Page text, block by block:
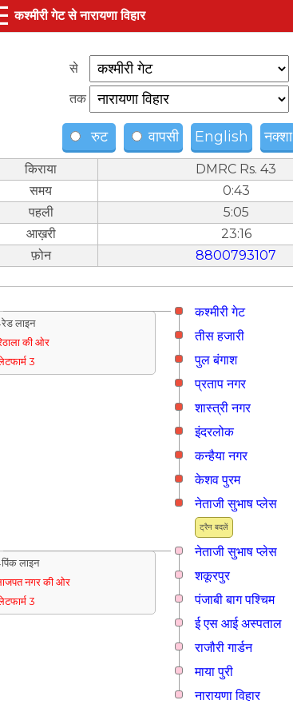
कश्मीरी गेट से नारायणा विहार
से
तक
रुट वापसी English नक्शा
किराया
DMRC Rs. 43
समय
0:43
पहली
5:05
आख़री
23:16
फ़ोन
8800793107
कश्मीरी गेट
लाइन
की ओर
3
तीस हजारी
पुल बंगाश
प्रताप नगर
शास्त्री नगर
इंदरलोक
कन्हैया नगर
केशव पुरम
ट्रैन बदलें
नेताजी सुभाष प्लेस
नेताजी सुभाष प्लेस
लाइन
नगर की ओर
3
शकूरपुर
पंजाबी बाग पश्चिम
ई एस आई अस्पताल
राजौरी गार्डन
माया पुरी
नारायणा विहार